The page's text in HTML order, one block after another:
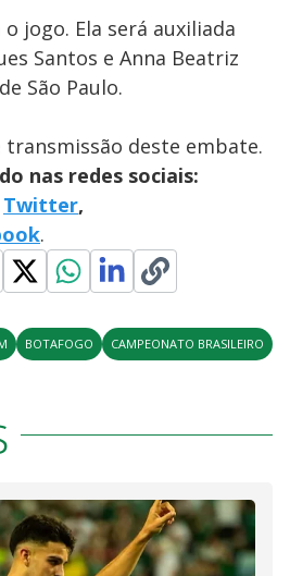
jogo. Ela será auxiliada
Santos e Anna Beatriz
São Paulo.
transmissão deste embate.
nas redes sociais:
Twitter,
.
BOTAFOGO CAMPEONATO BRASILEIRO